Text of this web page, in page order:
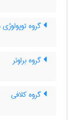
گروه توپولوژی
گروه براوئر
گروه کلافی